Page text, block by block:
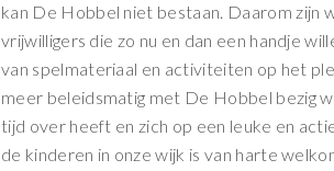
kan De Hobbel niet bestaan. Daarom zijn
vrijwilligers die zo nu en dan een handje
van spelmateriaal en activiteiten op het
meer beleidsmatig met De Hobbel bezig
tijd over heeft en zich op een leuke en
de kinderen in onze wijk is van harte